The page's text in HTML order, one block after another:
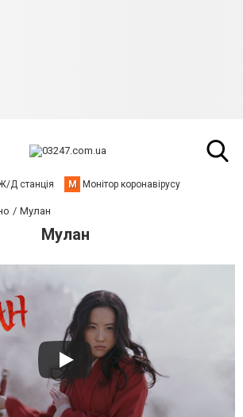
Д станція М Монітор коронавірусу
Мулан
Мулан